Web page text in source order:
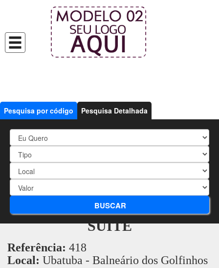
Pesquisa por código Pesquisa Detalhada
BUSCAR
418 - CASA AMPLA DE DOIS
DORMITÓRIOS + UMA
SUÍTE
Referência: 418
Local: Ubatuba - Balneário dos Golfinhos